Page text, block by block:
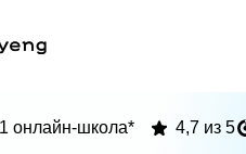
онлайн-школа* 4,7 из 5